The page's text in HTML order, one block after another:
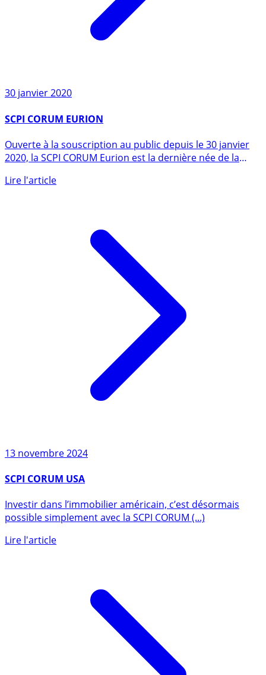
30 janvier 2020
SCPI CORUM EURION
2020, la SCPI CORUM Eurion est la dernière née de la
13 novembre 2024
SCPI CORUM USA
possible simplement avec la SCPI CORUM (...)